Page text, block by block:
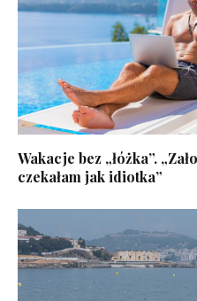
Wakacje bez „łóżka”.
czekałam jak idiotka”